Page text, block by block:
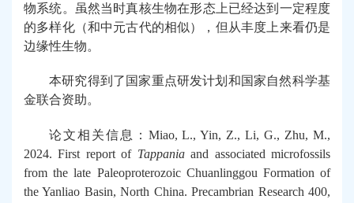
物系统。 虽然当时真核生物在形态上已经达到 一定程度
的多样化（和中元古代的相似） ，但从丰度上来看仍是
边缘性生物。
本研究得到了 国家重点研发计划 和国家自然科学基
金联合资助。
论文相关信息：Miao, L., Yin, Z., Li, G., Zhu, M.,
2024. First report of Tappaniaand associated microfossils
from the late Paleoproterozoic Chuanlinggou Formation of
the Yanliao Basin, North China. Precambrian Research 400,